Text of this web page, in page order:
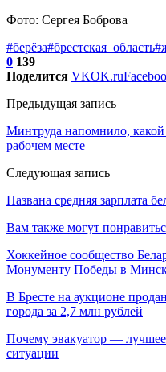
Фото: Сергея Боброва
#берёза#брестская_область
0 139
Поделится VKOK.ru
Предыдущая запись
Минтруда напомнило,
рабочем месте
Следующая запись
Названа средняя зарплата
Вам также могут
Хоккейное сообщество
Монументу Победы в
В Бресте на аукционе
города за 2,7 млн рублей
Почему эвакуатор —
ситуации